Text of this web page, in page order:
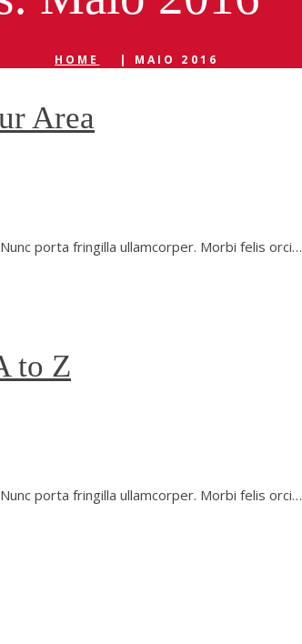
HOME | MAIO 2016
Area
porta fringilla ullamcorper. Morbi felis orci…
to Z
porta fringilla ullamcorper. Morbi felis orci…